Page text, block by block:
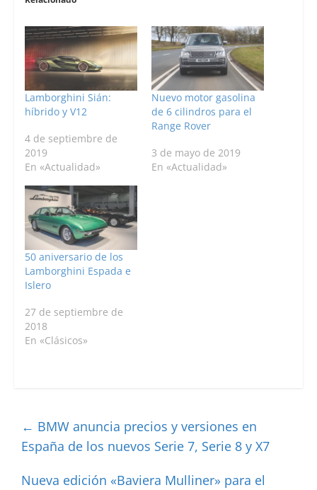
Lamborghini Sián:
híbrido y V12
4 de septiembre de
2019
En «Actualidad»
Nuevo motor gasolina
de 6 cilindros para el
Range Rover
3 de mayo de 2019
En «Actualidad»
50 aniversario de los
Lamborghini Espada e
Islero
27 de septiembre de
2018
En «Clásicos»
← BMW anuncia precios y versiones en
España de los nuevos Serie 7, Serie 8 y X7
Nueva edición «Baviera Mulliner» para el